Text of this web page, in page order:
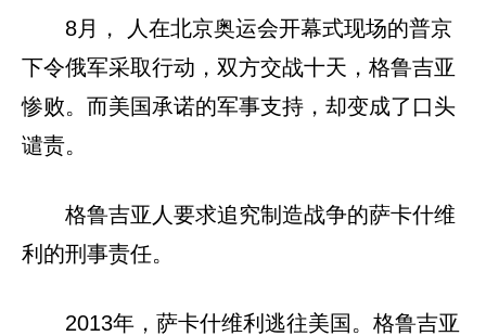
8月， 人在北京奥运会开幕式现场的普京
下令俄军采取行动，双方交战十天，格鲁吉亚
惨败。而美国承诺的军事支持，却变成了口头
谴责。
格鲁吉亚人要求追究制造战争的萨卡什维
利的刑事责任。
2013年，萨卡什维利逃往美国。格鲁吉亚